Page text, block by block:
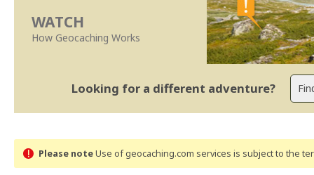
WATCH
How Geocaching Works
Looking for a different adventure?
Please noteUse of geocaching.com services is subject to the